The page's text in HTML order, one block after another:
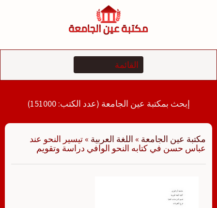
إبحث بمكتبة عين الجامعة (عدد الكتب: 151000)
مكتبة عين الجامعة » اللغة العربية » تيسير النحو عند
عباس حسن في كتابه النحو الوافي دراسة وتقويم